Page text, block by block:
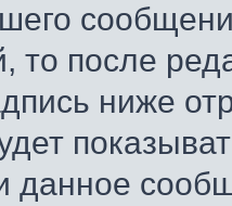
то после
ниже
данное